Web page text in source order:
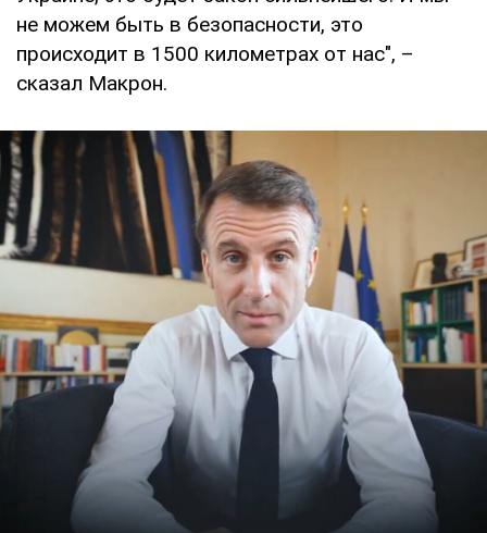
не можем быть в безопасности, это
происходит в 1500 километрах от нас", –
сказал Макрон.